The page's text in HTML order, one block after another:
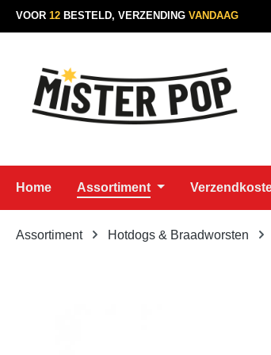
de hoofdinhoud
Ga naar de zoekopdracht
Ga naar de hoofdnavigatie
VOOR 12 BESTELD, VERZENDING VANDAAG
Home Assortiment
Assortiment Hotdogs & Braadworsten